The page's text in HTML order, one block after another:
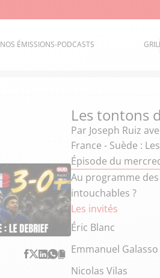
NOS ÉMISSIONS-PODCASTS
Les tontons
Par Joseph Ruiz
France - Suède :
Épisode du
Au programme
intouchables ?
Les invités
Éric Blanc
Emmanuel Galasso
Nicolas Vilas